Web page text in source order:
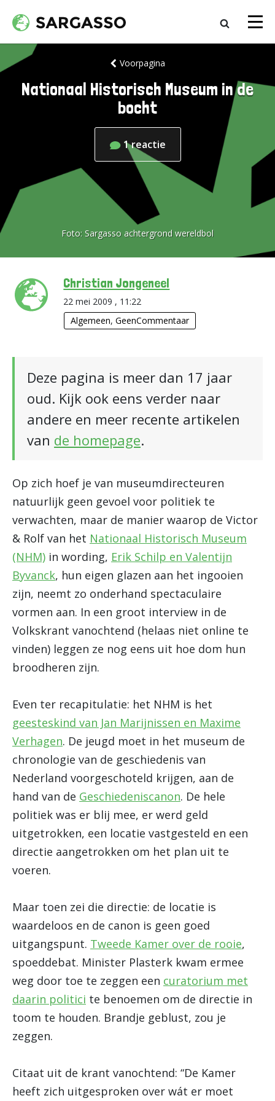
Voorpagina
Nationaal Historisch Museum in de
bocht
1reactie
Foto: Sargasso achtergrond wereldbol
Christian Jongeneel
22 mei 2009 , 11:22
Algemeen,GeenCommentaar
Deze pagina is meer dan 17 jaar
oud. Kijk ook eens verder naar
andere en meer recente artikelen
van de homepage.
Op zich hoef je van museumdirecteuren
natuurlijk geen gevoel voor politiek te
verwachten, maar de manier waarop de Victor
& Rolf van het Nationaal Historisch Museum
(NHM) in wording, Erik Schilp en Valentijn
Byvanck, hun eigen glazen aan het ingooien
zijn, neemt zo onderhand spectaculaire
vormen aan. In een groot interview in de
Volkskrant vanochtend (helaas niet online te
vinden) leggen ze nog eens uit hoe dom hun
broodheren zijn.
Even ter recapitulatie: het NHM is het
geesteskind van Jan Marijnissen en Maxime
Verhagen. De jeugd moet in het museum de
chronologie van de geschiedenis van
Nederland voorgeschoteld krijgen, aan de
hand van de Geschiedeniscanon. De hele
politiek was er blij mee, er werd geld
uitgetrokken, een locatie vastgesteld en een
directie aangetrokken om het plan uit te
voeren.
Maar toen zei die directie: de locatie is
waardeloos en de canon is geen goed
uitgangspunt. Tweede Kamer over de rooie,
spoeddebat. Minister Plasterk kwam ermee
weg door toe te zeggen een curatorium met
daarin politici te benoemen om de directie in
toom te houden. Brandje geblust, zou je
zeggen.
Citaat uit de krant vanochtend: “De Kamer
heeft zich uitgesproken over wát er moet